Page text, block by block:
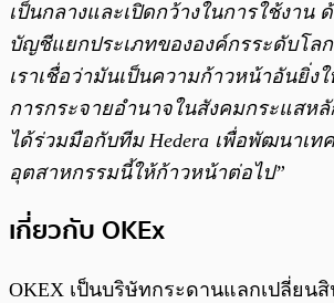
เป็นกลางและเปิดกว้างในการใช้งาน
บัญชีแยกประเภทขององค์กรระดับโล
เราเชื่อว่ามันเป็นความก้าวหน้าอันยิ่ง
การกระจายอำนาจในสังคมกระแสหลั
ได้ร่วมมือกับทีม Hedera เพื่อพัฒนาเท
อุตสาหกรรมนี้ให้ก้าวหน้าต่อไป”
เกี่ยวกับ OKEx
OKEX เป็นบริษัทกระดานแลกเปลี่ยน